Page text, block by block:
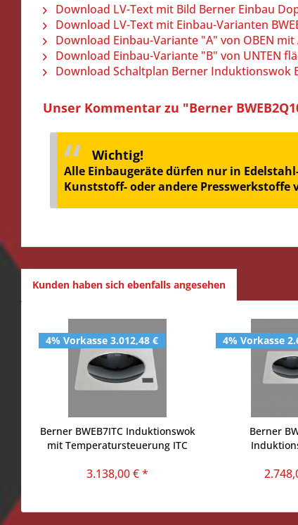
Download LV-Text mit Bild Berner Einbau
Download LV-Text mit Einbau-Varianten
Download Einbau-Variante "A" von OBEN
Download Einbau-Variante "B" von UNTEN
Download Schaltplan Berner Induktionswok
Unser Kommentar zu "Berner
Wichtig!
Alle Einbaugeräte dürfen nur in
Kunststoff- oder andere Presswerkstoffe
Kunden haben sich ebenfalls angesehen
4% Vorkasse 3.012,48 €
Berner BWEB7ITC Induktionswok
mit Temperatursteuerung ITC
3.138,00 € *
4% Vorkasse
Berner